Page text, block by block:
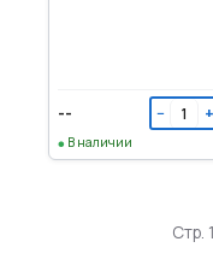
-- − +
В наличии
Стр.